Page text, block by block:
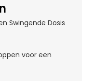
Swingende Dosis
voor een